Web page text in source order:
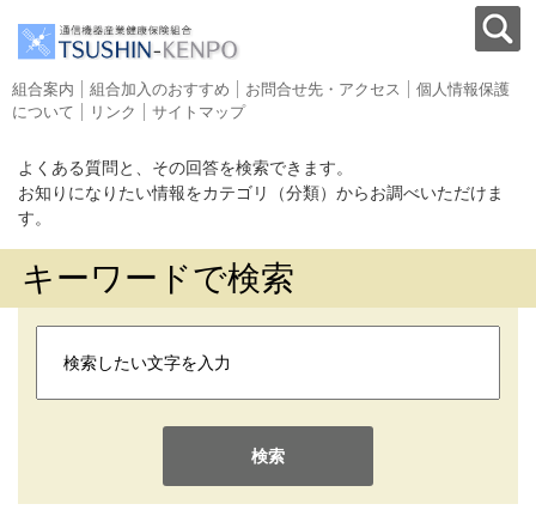
組合案内 組合加入のおすすめ お問合せ先・アクセス
個人情報保護
について
リンク サイトマップ
よくある質問と、その回答を検索できます。
お知りになりたい情報をカテゴリ（分類）からお調べいただけま
す。
キーワードで検索
検索